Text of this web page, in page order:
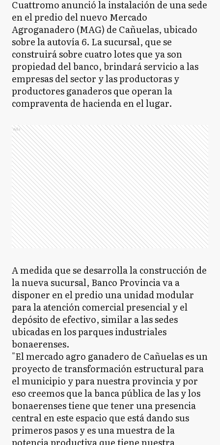
Cuattromo anunció la instalación de una sede
en el predio del nuevo Mercado
Agroganadero (MAG) de Cañuelas, ubicado
sobre la autovía 6. La sucursal, que se
construirá sobre cuatro lotes que ya son
propiedad del banco, brindará servicio a las
empresas del sector y las productoras y
productores ganaderos que operan la
compraventa de hacienda en el lugar.
Ads
A medida que se desarrolla la construcción de
la nueva sucursal, Banco Provincia va a
disponer en el predio una unidad modular
para la atención comercial presencial y el
depósito de efectivo, similar a las sedes
ubicadas en los parques industriales
bonaerenses.
"El mercado agro ganadero de Cañuelas es un
proyecto de transformación estructural para
el municipio y para nuestra provincia y por
eso creemos que la banca pública de las y los
bonaerenses tiene que tener una presencia
central en este espacio que está dando sus
primeros pasos y es una muestra de la
potencia productiva que tiene nuestra